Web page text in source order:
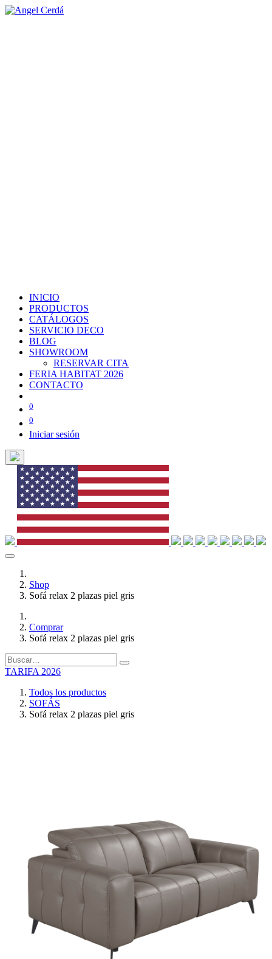
INICIO
PRODUCTOS
CATÁLOGOS
SERVICIO DECO
BLOG
SHOWROOM
RESERVAR CITA
FERIA HABITAT 2026
CONTACTO
0
0
Iniciar sesión
Shop
Sofá relax 2 plazas piel gris
Comprar
Sofá relax 2 plazas piel gris
TARIFA 2026
Todos los productos
SOFÁS
Sofá relax 2 plazas piel gris